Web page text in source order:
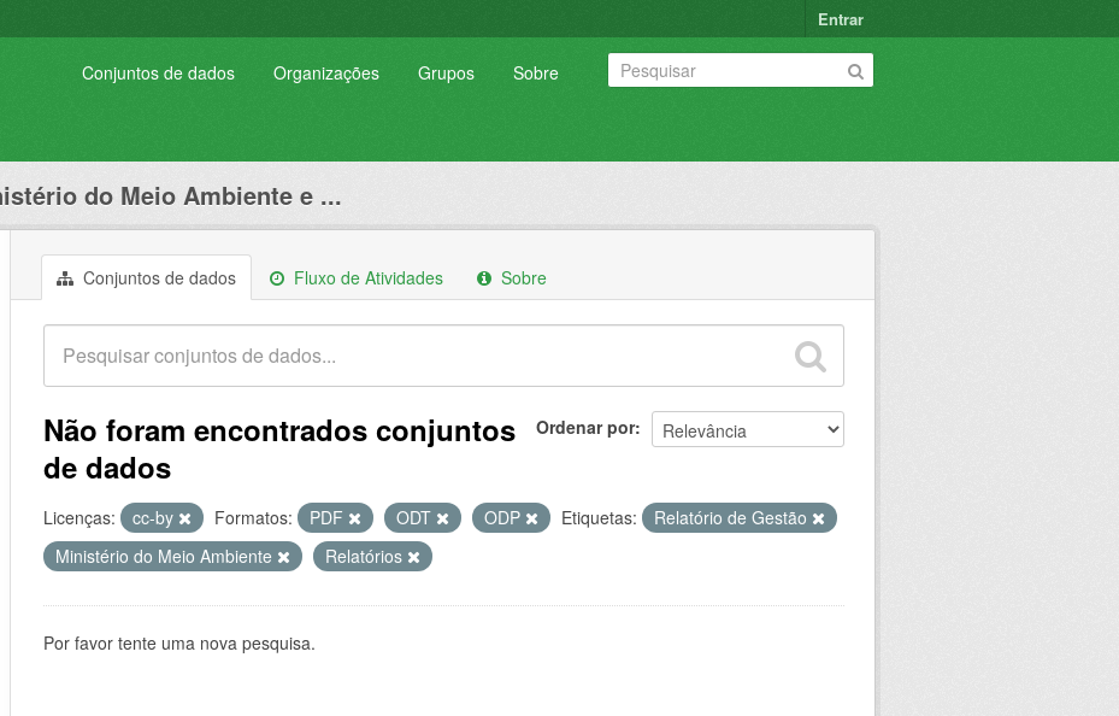
Entrar
Conjuntos de dados Organizações Grupos Sobre
do Meio Ambiente e ...
Conjuntos de dados Fluxo de Atividades Sobre
Ordenar por
Não foram encontrados conjuntos
de dados
Licenças: cc-by Formatos: PDF ODT ODP Etiquetas:
Relatório de Gestão
Ministério do Meio Ambiente
Relatórios
Por favor tente uma nova pesquisa.